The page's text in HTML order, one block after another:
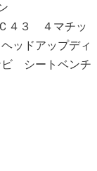
４３ ４マチッ
ッドアップディ
シートベンチ